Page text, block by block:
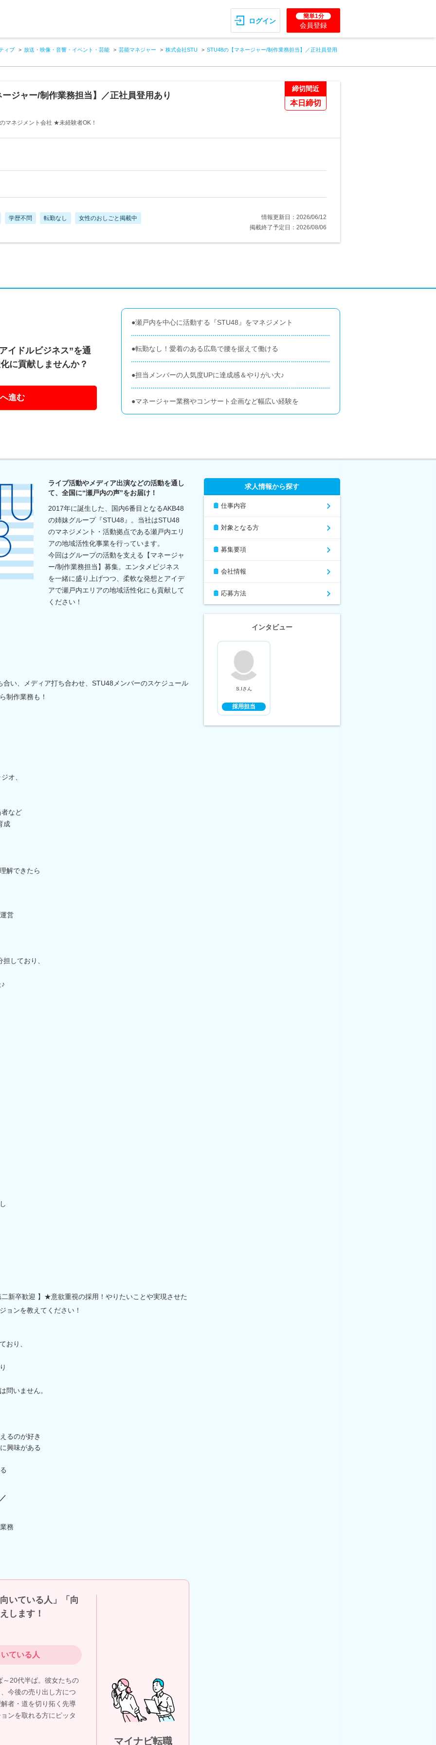
ログイン
簡単1分
会員登録
ィブ 放送・映像・音響・イベント・芸能 芸能マネジャー 株式会社STU STU48の【マネージャー/制作業務担当】／正社員登用
締切間近
本日締切
ジャー/制作業務担当】／正社員登用あり
マネジメント会社 ★未経験者OK！
学歴不問 転勤なし 女性のおしごと掲載中
情報更新日：2026/06/12
掲載終了予定日：2026/08/06
イドルビジネス”を通
に貢献しませんか？
進む
●瀬戸内を中心に活動する『STU48』をマネジメント
●転勤なし！愛着のある広島で腰を据えて働ける
●担当メンバーの人気度UPに達成感＆やりがい大♪
●マネージャー業務やコンサート企画など幅広い経験を
ライブ活動やメディア出演などの活動を通し
て、全国に“瀬戸内の声”をお届け！
2017年に誕生した、国内6番目となるAKB48
の姉妹グループ『STU48』。当社はSTU48
のマネジメント・活動拠点である瀬戸内エリ
アの地域活性化事業を行っています。
今回はグループの活動を支える【マネージャ
ー/制作業務担当】募集。エンタメビジネス
を一緒に盛り上げつつ、柔軟な発想とアイデ
アで瀬戸内エリアの地域活性化にも貢献して
ください！
い、メディア打ち合わせ、STU48メンバーのスケジュール
制作業務も！
オ、
など
成
解できたら
営
しており、
新卒歓迎 】★意欲重視の採用！やりたいことや実現させた
ョンを教えてください！
おり、
問いません。
るのが好き
興味がある
務
いている人」「向
します！
ている人
20代半ば。彼女たちの
今後の売り出し方につ
者・道を切り拓く先導
ンを取れる方にピッタ
マイナビ転職
求人情報から探す
仕事内容
対象となる方
募集要項
会社情報
応募方法
インタビュー
S.Iさん
採用担当